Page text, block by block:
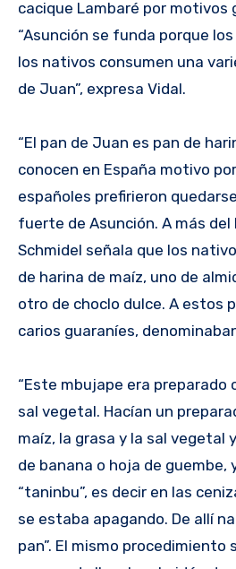
cacique Lambaré por motivos
“Asunción se funda porque
los nativos consumen una
de Juan”, expresa Vidal.
“El pan de Juan es pan de
conocen en España motivo
españoles prefirieron
fuerte de Asunción. A más del
Schmidel señala que los
de harina de maíz, uno de
otro de choclo dulce. A estos
carios guaraníes,
“Este mbujape era preparado
sal vegetal. Hacían un
maíz, la grasa y la sal vegetal
de banana o hoja de guembe,
“taninbu”, es decir en las
se estaba apagando. De allí
pan”. El mismo procedimiento